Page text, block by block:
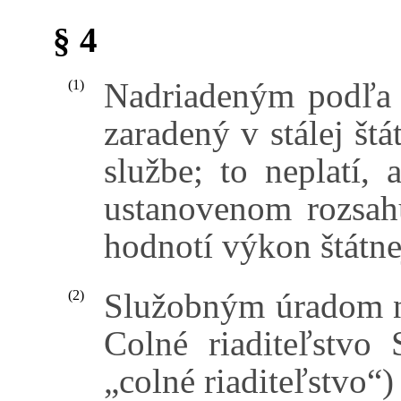
§ 4
(1)
Nadriadeným
zaradený v stálej
službe; to neplatí,
ustanovenom
hodnotí výkon
(2)
Služobným úradom
Colné riaditeľstvo
„colné